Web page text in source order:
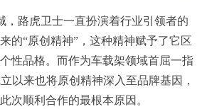
，路虎卫士一直扮演着行业引领者的
的“原创精神”，这种精神赋予了它区
性品格。而作为车载架领域首屈一指
以来也将原创精神深入至品牌基因，
次顺利合作的最根本原因。